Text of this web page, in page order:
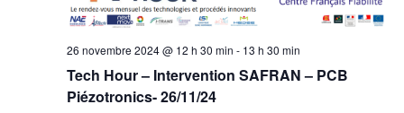
Tech Hour – Intervention SAFRAN – PCB
Piézotronics- 26/11/24
26 novembre 2024 @ 12 h 30 min - 13 h 30 min